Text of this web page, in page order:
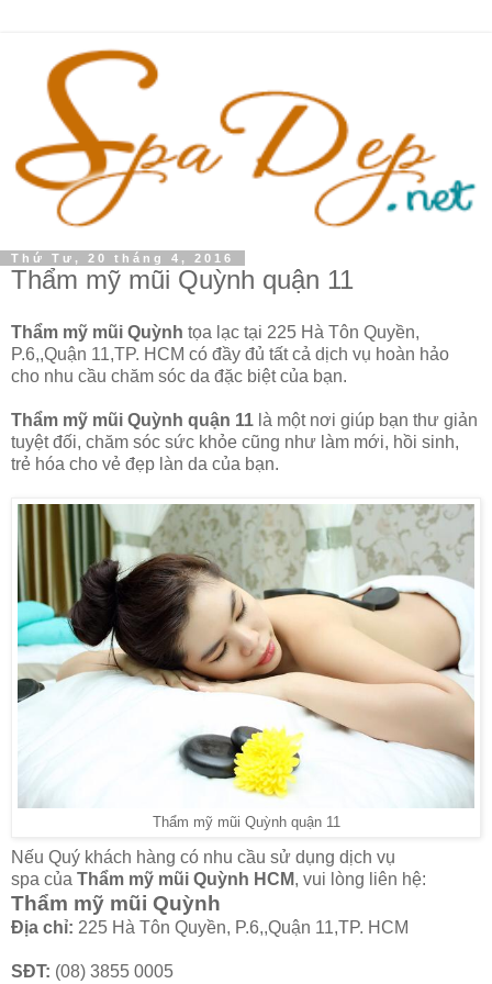
Thứ Tư, 20 tháng 4, 2016
Thẩm mỹ mũi Quỳnh quận 11
Thẩm mỹ mũi Quỳnh tọa lạc tại 225 Hà Tôn Quyền,
P.6,,Quận 11,TP. HCM có đầy đủ tất cả dịch vụ hoàn hảo
cho nhu cầu chăm sóc da đặc biệt của bạn.
Thẩm mỹ mũi Quỳnh quận 11 là một nơi giúp bạn thư giản
tuyệt đối, chăm sóc sức khỏe cũng như làm mới, hồi sinh,
trẻ hóa cho vẻ đẹp làn da của bạn.
Thẩm mỹ mũi Quỳnh quận 11
Nếu Quý khách hàng có nhu cầu sử dụng dịch vụ
spa của Thẩm mỹ mũi Quỳnh HCM, vui lòng liên hệ:
Thẩm mỹ mũi Quỳnh
Địa chỉ: 225 Hà Tôn Quyền, P.6,,Quận 11,TP. HCM
SĐT: (08) 3855 0005